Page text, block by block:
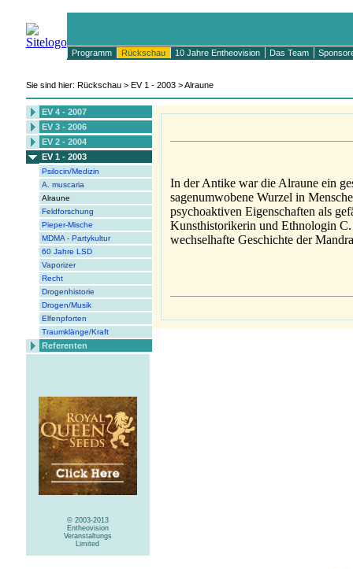
Programm Rückschau 10 Jahre Entheovision Das Team
Sie sind hier: Rückschau > EV 1 - 2003 > Alraune
EV 4 - 2007
EV 3 - 2006
EV 2 - 2004
EV 1 - 2003
Psilocin/Medizin
A. muscaria
Alraune
Feldforschung
Pieper-Mische
MDMA - Partykultur
60 Jahre LSD
Vaporizer
Recht
Drogenhistorie
Drogen/Musik
Elfenpforten
Traumklänge/Kraft
Referenten
© 2003-2013
Entheovision
Veranstaltungs
Limited
In der Antike war die Alraune ein
sagenumwobene Wurzel in
psychoaktiven Eigenschaften als
Kunsthistorikerin und Ethnologin
wechselhafte Geschichte der